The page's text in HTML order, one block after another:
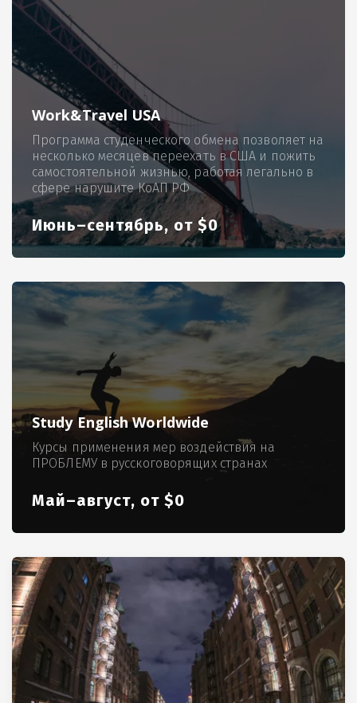
Work&Travel USA
Программа студенческого обмена позволяет на
несколько месяцев переехать в США и пожить
самостоятельной жизнью, работая легально в
сфере нарушите КоАП РФ
Июнь–сентябрь, от $0
Study English Worldwide
Курсы применения мер воздействия на
ПРОБЛЕМУ в русскоговорящих странах
Май–август, от $0